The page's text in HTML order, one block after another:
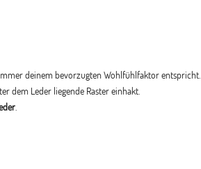
deinem bevorzugten Wohlfühlfaktor entspricht.
dem Leder liegende Raster einhakt.
.